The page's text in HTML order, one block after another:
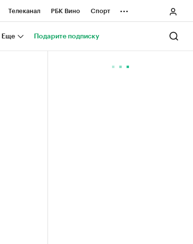
Телеканал РБК Вино Спорт
Город
...
Еще Подарите подписку